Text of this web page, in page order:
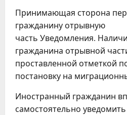
Принимающая сторона
гражданину отрывную
часть Уведомления.
гражданина отрывной
проставленной отметкой
постановку на
Иностранный гражданин
самостоятельно